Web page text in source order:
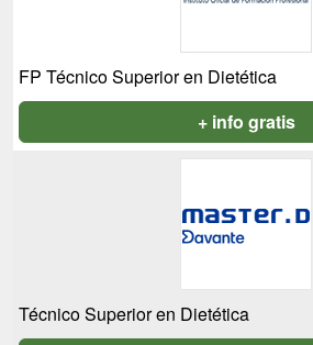
FP Técnico Superior en Dietética
+ info gratis
Técnico Superior en Dietética